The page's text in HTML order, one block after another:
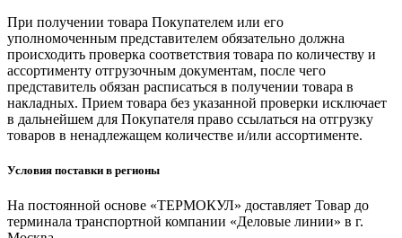
При получении товара Покупателем или его
уполномоченным представителем обязательно должна
происходить проверка соответствия товара по количеству и
ассортименту отгрузочным документам, после чего
представитель обязан расписаться в получении товара в
накладных. Прием товара без указанной проверки исключает
в дальнейшем для Покупателя право ссылаться на отгрузку
товаров в ненадлежащем количестве и/или ассортименте.
Условия поставки в регионы
На постоянной основе «ТЕРМОКУЛ» доставляет Товар до
терминала транспортной компании «Деловые линии» в г.